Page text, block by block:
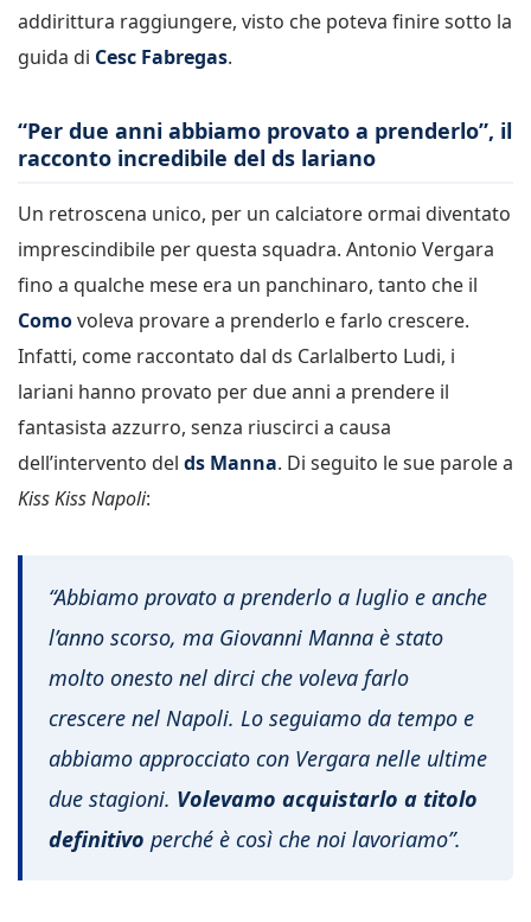
addirittura raggiungere, visto che poteva finire sotto la
guida di Cesc Fabregas.
“Per due anni abbiamo provato a prenderlo”, il
racconto incredibile del ds lariano
Un retroscena unico, per un calciatore ormai diventato
imprescindibile per questa squadra. Antonio Vergara
fino a qualche mese era un panchinaro, tanto che il
Comovoleva provare a prenderlo e farlo crescere.
Infatti, come raccontato dal ds Carlalberto Ludi, i
lariani hanno provato per due anni a prendere il
fantasista azzurro, senza riuscirci a causa
dell’intervento del ds Manna. Di seguito le sue parole a
Kiss Kiss Napoli:
“Abbiamo provato a prenderlo a luglio e anche
l’anno scorso, ma Giovanni Manna è stato
molto onesto nel dirci che voleva farlo
crescere nel Napoli. Lo seguiamo da tempo e
abbiamo approcciato con Vergara nelle ultime
due stagioni. Volevamo acquistarlo a titolo
definitivo perché è così che noi lavoriamo”.